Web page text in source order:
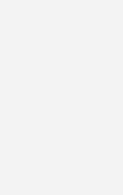
2035